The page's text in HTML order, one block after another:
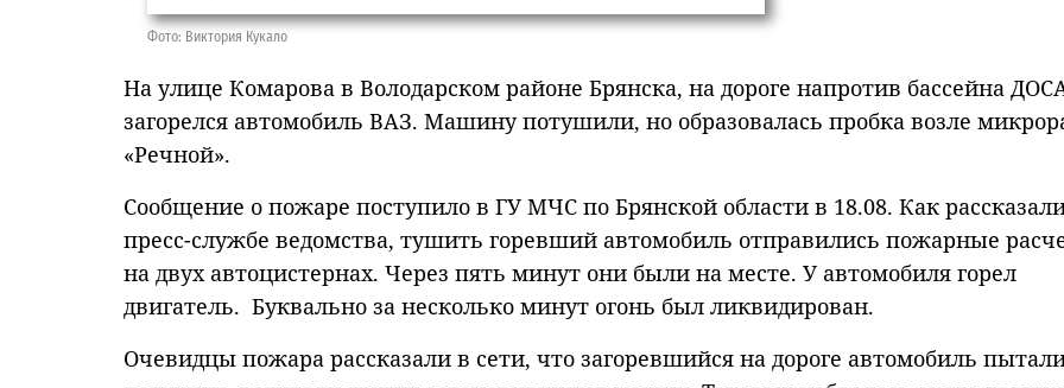
Фото: Виктория Кукало
На улице Комарова в Володарском районе Брянска, на дороге напротив бассейна
загорелся автомобиль ВАЗ. Машину потушили, но образовалась пробка возле
«Речной».
Сообщение о пожаре поступило в ГУ МЧС по Брянской области в 18.08. Как
пресс-службе ведомства, тушить горевший автомобиль отправились пожарные
на двух автоцистернах. Через пять минут они были на месте. У автомобиля горел
двигатель. Буквально за несколько минут огонь был ликвидирован.
Очевидцы пожара рассказали в сети, что загоревшийся на дороге автомобиль